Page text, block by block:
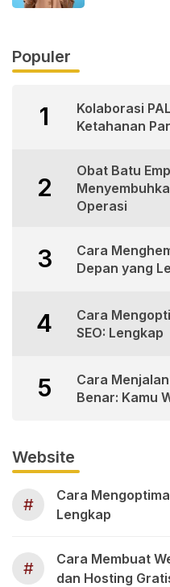
Populer
1
Kolaborasi
Ketahanan
2
Obat Batu
Operasi
3
Cara
Depan yang
4
Cara
SEO: Lengkap
5
Cara
Benar: Kamu
Website
#
Cara
Lengkap
#
Cara Membuat
dan Hosting